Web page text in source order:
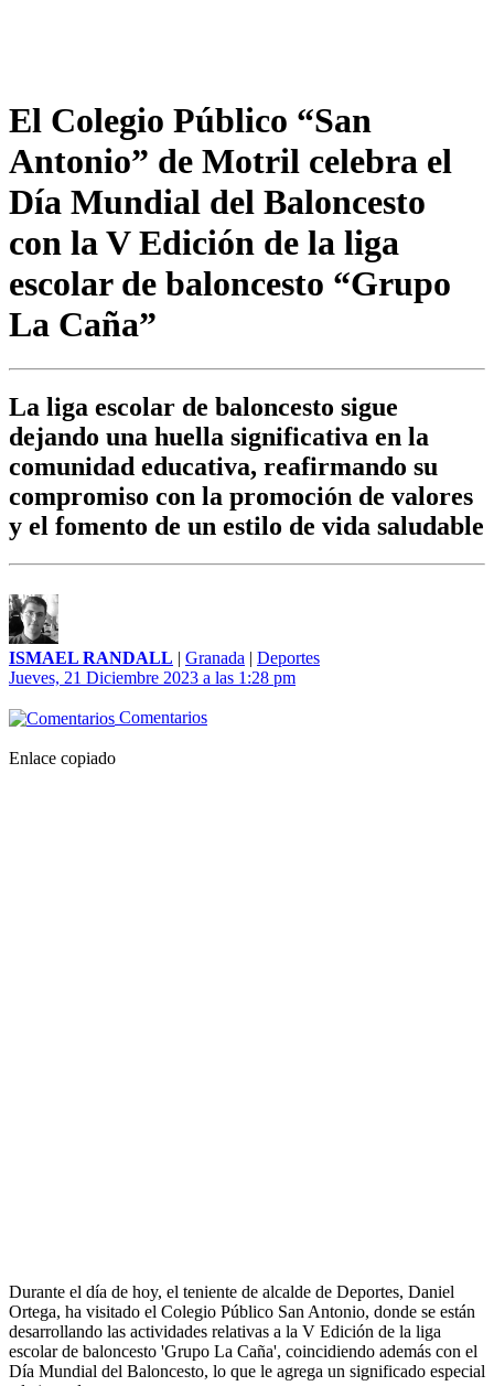
El Colegio Público “San
Antonio” de Motril celebra el
Día Mundial del Baloncesto
con la V Edición de la liga
escolar de baloncesto “Grupo
La Caña”
La liga escolar de baloncesto sigue
dejando una huella significativa en la
comunidad educativa, reafirmando su
compromiso con la promoción de valores
y el fomento de un estilo de vida saludable
ISMAEL RANDALL | Granada | Deportes
Jueves, 21 Diciembre 2023 a las 1:28 pm
Comentarios
Enlace copiado
Durante el día de hoy, el teniente de alcalde de Deportes, Daniel
Ortega, ha visitado el Colegio Público San Antonio, donde se están
desarrollando las actividades relativas a la V Edición de la liga
escolar de baloncesto 'Grupo La Caña', coincidiendo además con el
Día Mundial del Baloncesto, lo que le agrega un significado especial